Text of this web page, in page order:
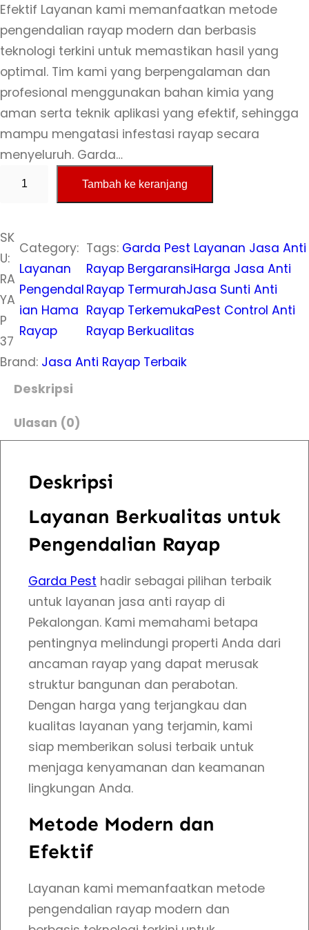
Efektif Layanan kami memanfaatkan metode
pengendalian rayap modern dan berbasis
teknologi terkini untuk memastikan hasil yang
optimal. Tim kami yang berpengalaman dan
profesional menggunakan bahan kimia yang
aman serta teknik aplikasi yang efektif, sehingga
mampu mengatasi infestasi rayap secara
menyeluruh. Garda…
n
t
i
t
a
s
L
n
Tambah ke keranjang
SK
U:
RA
YA
P
37
Category:
Layanan
Pengendal
ian Hama
Rayap
Tags: Garda Pest Layanan Jasa Anti
Rayap BergaransiHarga Jasa Anti
Rayap TermurahJasa Sunti Anti
Rayap TerkemukaPest Control Anti
Rayap Berkualitas
Brand: Jasa Anti Rayap Terbaik
Deskripsi
Ulasan (0)
Deskripsi
Layanan Berkualitas untuk
Pengendalian Rayap
Garda Pest hadir sebagai pilihan terbaik
untuk layanan jasa anti rayap di
Pekalongan. Kami memahami betapa
pentingnya melindungi properti Anda dari
ancaman rayap yang dapat merusak
struktur bangunan dan perabotan.
Dengan harga yang terjangkau dan
kualitas layanan yang terjamin, kami
siap memberikan solusi terbaik untuk
menjaga kenyamanan dan keamanan
lingkungan Anda.
Metode Modern dan
Efektif
Layanan kami memanfaatkan metode
pengendalian rayap modern dan